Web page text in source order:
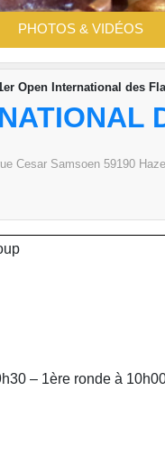
PHOTOS & VIDÉOS
Open International des
Cesar Samsoen 59190
– 1ère ronde à